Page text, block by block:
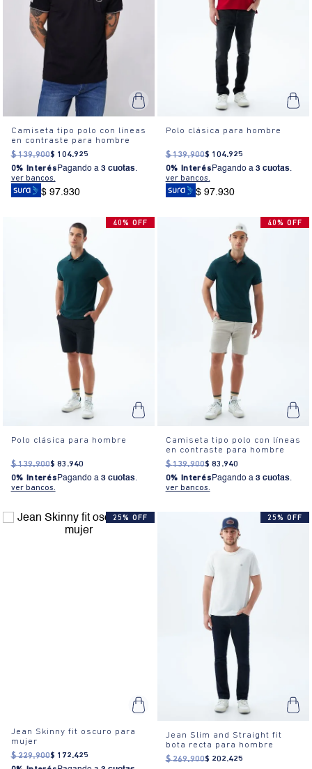
Camiseta tipo polo con líneas
en contraste para hombre
$ 139.900$ 104.925
0% Interés Pagando a 3 cuotas.
ver bancos.
$ 97.930
Polo clásica para hombre
$ 139.900$ 104.925
0% Interés Pagando a 3 cuotas.
ver bancos.
$ 97.930
40% OFF
Polo clásica para hombre
$ 139.900$ 83 .940
0% Interés Pagando a 3 cuotas.
ver bancos.
40% OFF
Camiseta tipo polo con líneas
en contraste para hombre
$ 139.900$ 83 .940
0% Interés Pagando a 3 cuotas.
ver bancos.
25% OFF
Jean Skinny fit oscuro para
mujer
$ 229.900$ 172.425
25% OFF
Jean Slim and Straight fit
bota recta para hombre
$ 269.900$ 202.425